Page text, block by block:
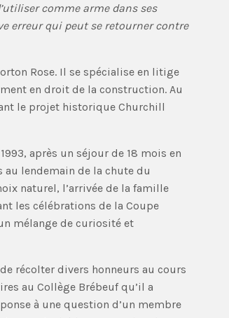
comme arme dans ses
erreur qui peut se retourner contre
Rose. Il se spécialise en litige
en droit de la construction. Au
le projet historique Churchill
après un séjour de 18 mois en
lendemain de la chute du
naturel, l’arrivée de la famille
les célébrations de la Coupe
mélange de curiosité et
récolter divers honneurs au cours
au Collège Brébeuf qu’il a
à une question d’un membre